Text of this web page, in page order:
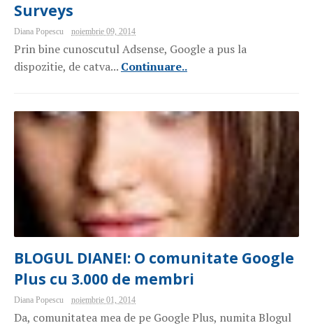
Surveys
Diana Popescu noiembrie 09, 2014
Prin bine cunoscutul Adsense, Google a pus la
dispozitie, de catva... Continuare..
BLOGUL DIANEI: O comunitate Google
Plus cu 3.000 de membri
Diana Popescu noiembrie 01, 2014
Da, comunitatea mea de pe Google Plus, numita Blogul